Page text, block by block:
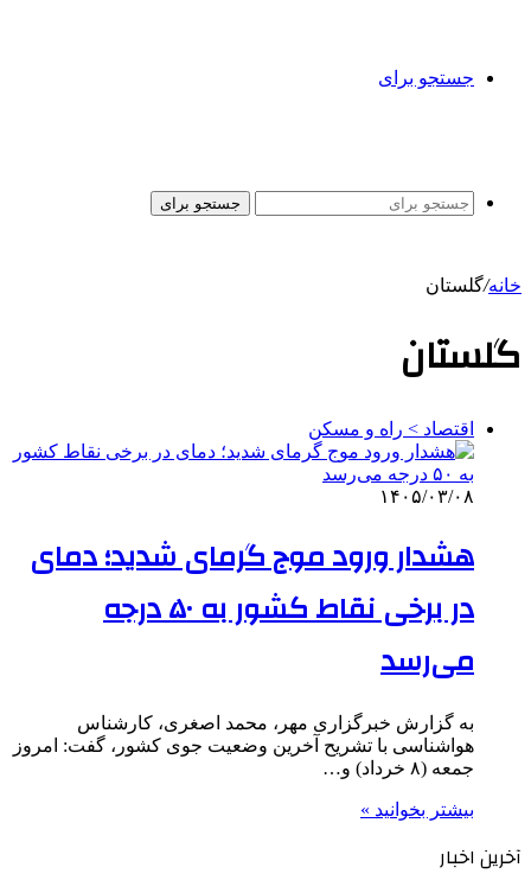
جستجو برای
جستجو برای
خانه/گلستان
گلستان
اقتصاد > راه و مسکن
۱۴۰۵/۰۳/۰۸
هشدار ورود موج گرمای شدید؛ دمای
در برخی نقاط کشور به ۵۰ درجه
می‌رسد
به گزارش خبرگزاری مهر، محمد اصغری، کارشناس
هواشناسی با تشریح آخرین وضعیت جوی کشور، گفت: امروز
جمعه (۸ خرداد) و…
بیشتر بخوانید »
آخرین اخبار